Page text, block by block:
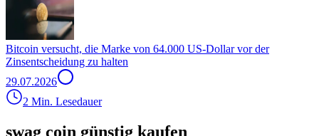
Bitcoin versucht, die Marke von 64.000 US-Dollar vor der
Zinsentscheidung zu halten
29.07.2026
2 Min. Lesedauer
swag coin günstig kaufen